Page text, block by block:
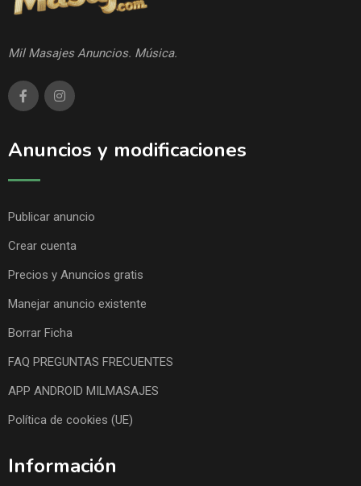
Mil Masajes Anuncios. Música.
Anuncios y modificaciones
Publicar anuncio
Crear cuenta
Precios y Anuncios gratis
Manejar anuncio existente
Borrar Ficha
FAQ PREGUNTAS FRECUENTES
APP ANDROID MILMASAJES
Política de cookies (UE)
Información